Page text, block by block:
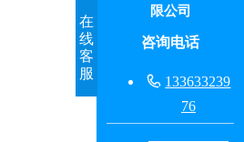
在
线
客
服
限公司
咨询电话
 133633239
76